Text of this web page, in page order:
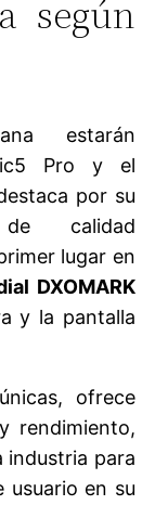
según
estarán
Pro y el
por su
calidad
lugar en
DXOMARK
y la pantalla
ofrece
rendimiento,
industria para
usuario en su